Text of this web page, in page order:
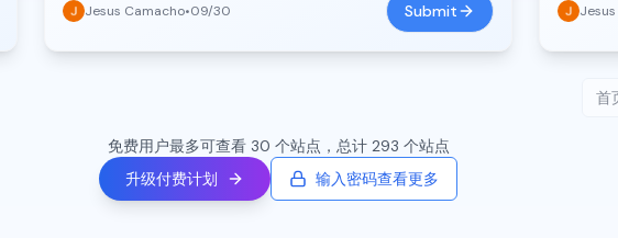
Jesus Camacho•09/30 Submit
首
免费用户最多可查看 30 个站点，总计 293 个站点
升级付费计划
输入密码查看更多